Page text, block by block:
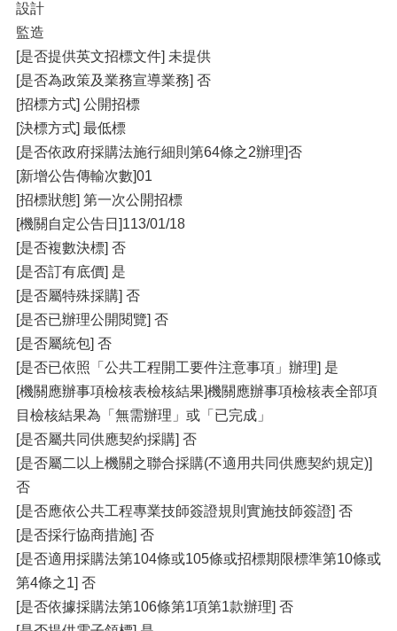
設計
監造
[是否提供英文招標文件] 未提供
[是否為政策及業務宣導業務] 否
[招標方式] 公開招標
[決標方式] 最低標
[是否依政府採購法施行細則第64條之2辦理]否
[新增公告傳輸次數]01
[招標狀態] 第一次公開招標
[機關自定公告日]113/01/18
[是否複數決標] 否
[是否訂有底價] 是
[是否屬特殊採購] 否
[是否已辦理公開閱覽] 否
[是否屬統包] 否
[是否已依照「公共工程開工要件注意事項」辦理] 是
[機關應辦事項檢核表檢核結果]機關應辦事項檢核表全部項
目檢核結果為「無需辦理」或「已完成」
[是否屬共同供應契約採購] 否
[是否屬二以上機關之聯合採購(不適用共同供應契約規定)]
否
[是否應依公共工程專業技師簽證規則實施技師簽證] 否
[是否採行協商措施] 否
[是否適用採購法第104條或105條或招標期限標準第10條或
第4條之1] 否
[是否依據採購法第106條第1項第1款辦理] 否